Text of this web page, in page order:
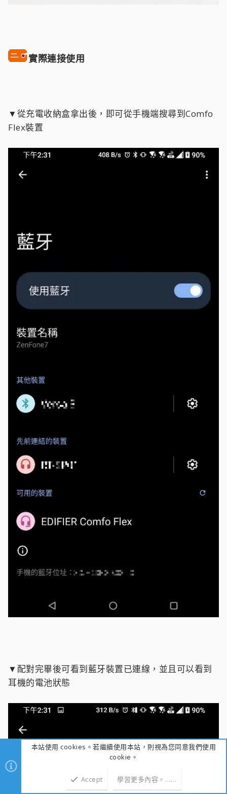
實際連接使用
▼從充電收納盒拿出後，即可從手機端搜尋到Comfo
Flex裝置
▼配對完畢後可看到藍牙裝置已連線，並且可以看到
耳機的電池狀態
本站使用 cookies。若繼續使用本站，則視為您同意我們使用
cookie。
Accept 學習更多內容。……